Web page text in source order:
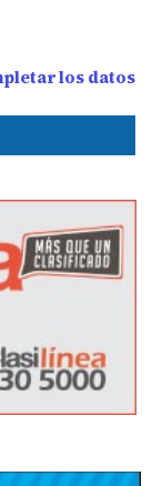
los datos